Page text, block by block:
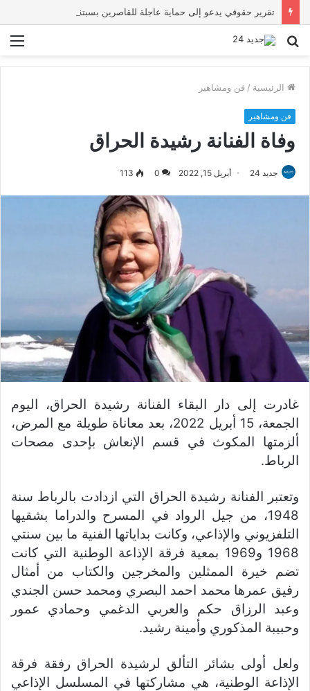
بحث
الرئيسية / فن ومشاهير
فن ومشاهير
وفاة الفنانة رشيدة الحراق
جديد 24 أبريل 15, 2022 0
113
غادرت إلى دار البقاء الفنانة رشيدة الحراق، اليوم
الجمعة، 15 أبريل 2022، بعد معاناة طويلة مع المرض،
ألزمتها المكوث في قسم الإنعاش بإحدى مصحات
الرباط.
وتعتبر الفنانة رشيدة الحراق التي ازدادت بالرباط سنة
1948، من جيل الرواد في المسرح والدراما بشقيها
التلفزيوني والإذاعي، وكانت بداياتها الفنية ما بين سنتي
1968 و1969 بمعية فرقة الإذاعة الوطنية التي كانت
تضم خيرة الممثلين والمخرجين والكتاب من أمثال
رفيق عمرها محمد احمد البصري ومحمد حسن الجندي
وعبد الرزاق حكم والعربي الدغمي وحمادي عمور
وحبيبة المذكوري وأمينة رشيد.
ولعل أولى بشائر التألق لرشيدة الحراق رفقة فرقة
الإذاعة الوطنية، هي مشاركتها في المسلسل الإذاعي